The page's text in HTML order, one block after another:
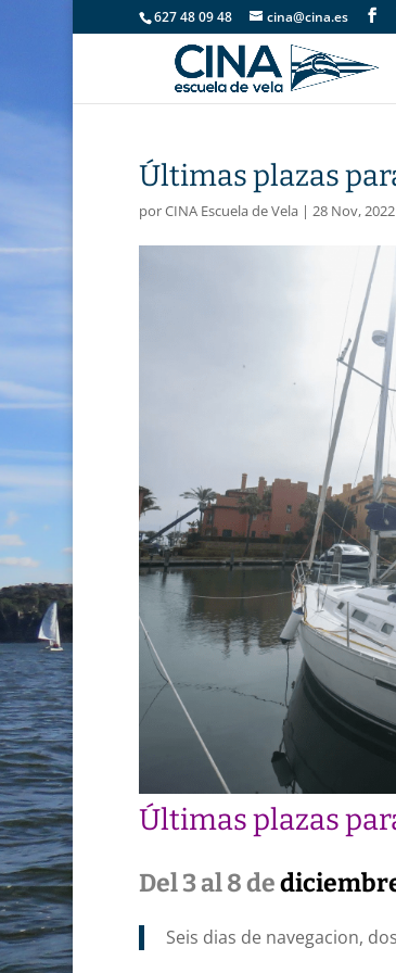
627 48 09 48 cina@cina.es
Últimas plazas
porCINA Escuela de Vela| 28 Nov, 2022
Últimas plazas
Del 3 al 8 de
Seis dias de navegacion,